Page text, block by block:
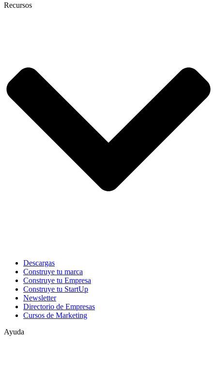
Recursos
Descargas
Construye tu marca
Construye tu Empresa
Construye tu StartUp
Newsletter
Directorio de Empresas
Cursos de Marketing
Ayuda